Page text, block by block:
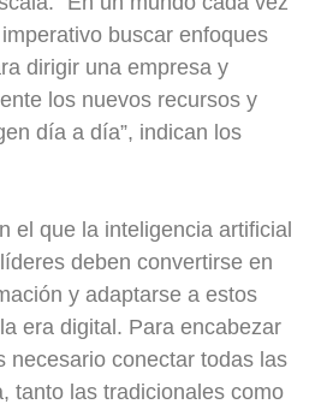
buscar enfoques
dirigir una empresa y
los nuevos recursos y
día a día”, indican los
el que la inteligencia artificial
deben convertirse en
y adaptarse a estos
era digital. Para encabezar
necesario conectar todas las
tanto las tradicionales como